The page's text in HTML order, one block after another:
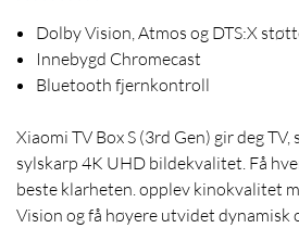
Dolby Vision, Atmos og DTS:X
Innebygd Chromecast
Bluetooth fjernkontroll
Xiaomi TV Box S (3rd Gen) gir deg TV,
sylskarp 4K UHD bildekvalitet. Få
beste klarheten. opplev kinokvalitet
Vision og få høyere utvidet dynamisk